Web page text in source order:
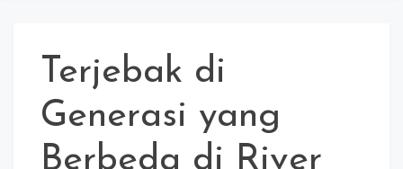
Terjebak di
Generasi yang
Berbeda di River